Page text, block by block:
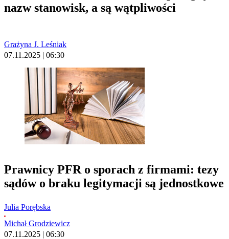
nazw stanowisk, a są wątpliwości
Grażyna J. Leśniak
07.11.2025 | 06:30
Prawnicy PFR o sporach z firmami: tezy
sądów o braku legitymacji są jednostkowe
Julia Porębska
Michał Grodziewicz
07.11.2025 | 06:30